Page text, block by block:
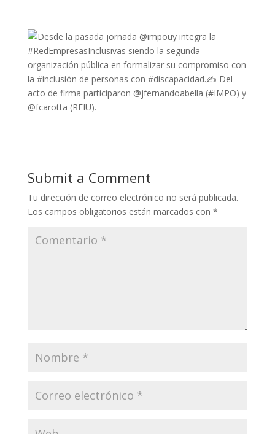
Submit a Comment
Tu dirección de correo electrónico no será publicada.
Los campos obligatorios están marcados con *